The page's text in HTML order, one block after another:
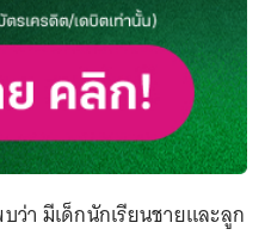
า มีเด็กนักเรียนชายและลูก